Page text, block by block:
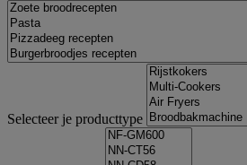
Selecteer je producttype